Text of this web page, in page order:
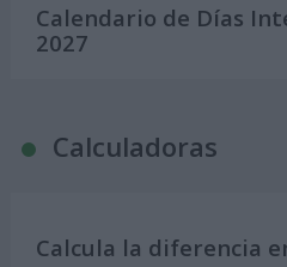
Calendario de Días
2027
Calculadoras
Calcula la diferencia